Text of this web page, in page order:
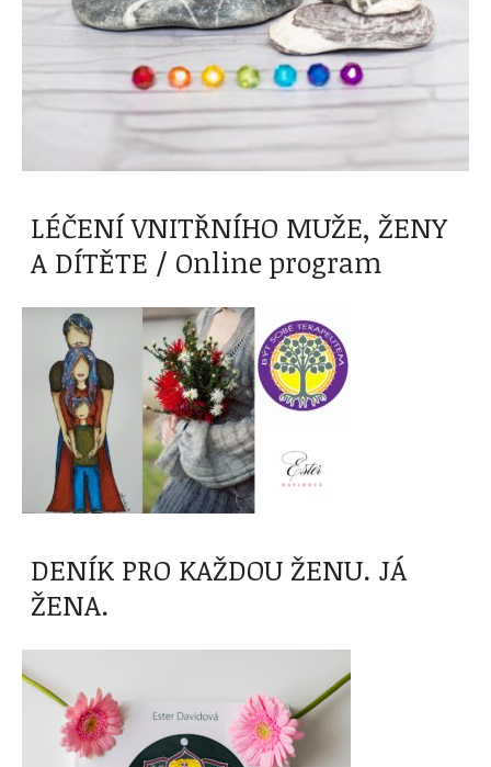
LÉČENÍ VNITŘNÍHO MUŽE, ŽENY
A DÍTĚTE / Online program
DENÍK PRO KAŽDOU ŽENU. JÁ
ŽENA.